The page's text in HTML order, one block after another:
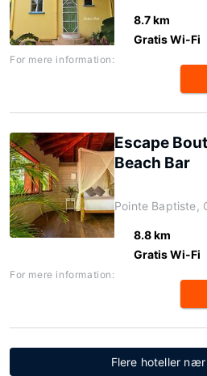
8.7 km
Gratis Wi-Fi
For mere information:
Escape
Beach Bar
Pointe Baptiste,
8.8 km
Gratis Wi-Fi
For mere information:
Flere hoteller